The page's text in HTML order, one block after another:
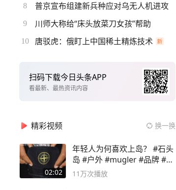
8 普京宣布组建新兵种应对乌无人机进攻
9 川师大称给“床头放菜刀女孩”帮助
10 唐驳虎：俄盯上中国稀土精炼技术
扫码下载今日头条APP
看最新、最热资讯内容
精彩视频 换一换
02:02
年轻人为何喜欢上岛？ #石头
岛 #户外 #mugler #品牌 #足
球流氓
11万次播放